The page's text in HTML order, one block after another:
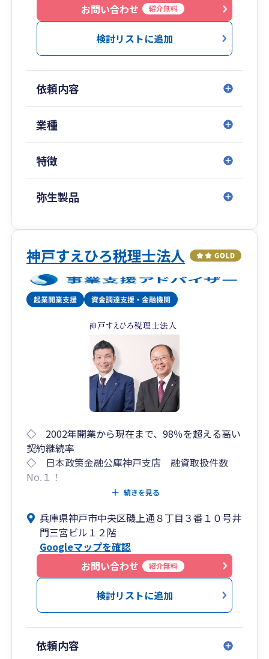
スタートアップしたばかりの経営者さんや、エン
ジニアさん等の一人法人様を
月額10,000円、決算料30,000円～で、専属スタッ
入江会計事務所は、本気で「起業家支援をした
い」と思ってます。
売上規模が1000万/年を超えても、年額２５万円
で顧問契約も可能です。
※お問い合わせの際は、必ず「弥生のスマートプ
ランを見た」とお伝えください。
お問い合わせ
紹介無料
検討リストに追加
依頼内容
業種
特徴
弥生製品
神戸すえひろ税理士法人
◇ 2002年開業から現在まで、98％を超える高い
契約継続率
◇ 日本政策金融公庫神戸支店 融資取扱件数
No.１！
◇ 融資手数料・成功報酬 一切ゼロ！
◇ 相続税申告もお任せください！
続きを見る
兵庫県神戸市中央区磯上通８丁目３番１０号井
門三宮ビル１２階
Googleマップを確認
お問い合わせ
紹介無料
検討リストに追加
依頼内容